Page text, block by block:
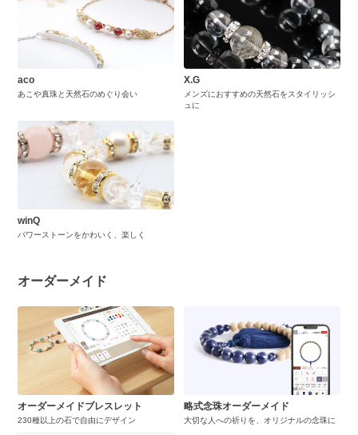
aco
あこや真珠と天然石のめぐり会い
X.G
メンズにおすすめの天然石をスタイリッシ
ュに
winQ
パワーストーンをかわいく、楽しく
オーダーメイド
オーダーメイドブレスレット
230種以上の石で自由にデザイン
略式念珠オーダーメイド
大切な人への祈りを、オリジナルの念珠に